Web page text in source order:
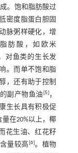
成。饱和脂肪酸过
密度脂蛋白胆固
脉粥样硬化，增
肪酸，如欧米
对鱼类的生长发
。而单不饱和脂
，还有助于控制
副产物鱼油 [5]，
生长具有积极促
在20%以上，椰
花生油、红花籽
量较高 [6]。植物